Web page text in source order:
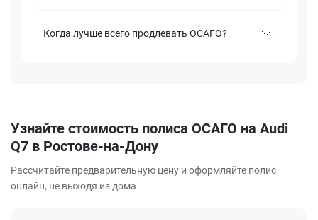
Когда лучше всего продлевать ОСАГО?
Узнайте стоимость полиса ОСАГО на Audi
Q7 в Ростове-на-Дону
Рассчитайте предварительную цену и оформляйте полис
онлайн, не выходя из дома